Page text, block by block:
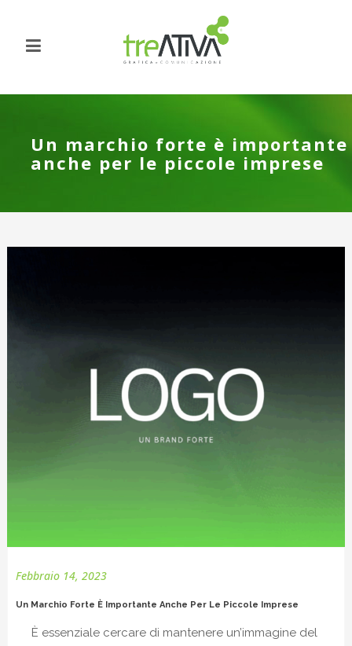
Un marchio forte è importante
anche per le piccole imprese
Febbraio 14, 2023
Un Marchio Forte È Importante Anche Per Le Piccole Imprese
È essenziale cercare di mantenere un’immagine del